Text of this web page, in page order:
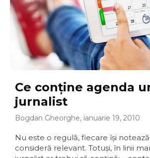
Ce conţine agenda
jurnalist
Bogdan Gheorghe, ianuarie 19, 2010
Nu este o regulă, fiecare îşi
consideră relevant. Totuşi, în linii